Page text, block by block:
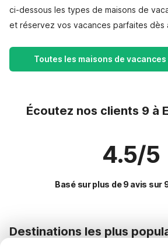
ci-dessous les types de maisons de
et réservez vos vacances parfaites dès
Toutes les maisons de
Écoutez nos clients 9 à
4.5/5
Basé sur plus de 9 avis sur
Destinations les plus